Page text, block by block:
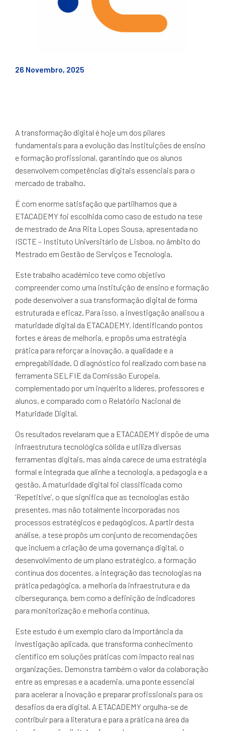
26 Novembro, 2025
A transformação digital é hoje um dos pilares
fundamentais para a evolução das instituições de ensino
e formação profissional, garantindo que os alunos
desenvolvem competências digitais essenciais para o
mercado de trabalho.
É com enorme satisfação que partilhamos que a
ETACADEMY foi escolhida como caso de estudo na tese
de mestrado de Ana Rita Lopes Sousa, apresentada no
ISCTE – Instituto Universitário de Lisboa, no âmbito do
Mestrado em Gestão de Serviços e Tecnologia.
Este trabalho académico teve como objetivo
compreender como uma instituição de ensino e formação
pode desenvolver a sua transformação digital de forma
estruturada e eficaz. Para isso, a investigação analisou a
maturidade digital da ETACADEMY, identificando pontos
fortes e áreas de melhoria, e propôs uma estratégia
prática para reforçar a inovação, a qualidade e a
empregabilidade. O diagnóstico foi realizado com base na
ferramenta SELFIE da Comissão Europeia,
complementado por um inquérito a líderes, professores e
alunos, e comparado com o Relatório Nacional de
Maturidade Digital.
Os resultados revelaram que a ETACADEMY dispõe de uma
infraestrutura tecnológica sólida e utiliza diversas
ferramentas digitais, mas ainda carece de uma estratégia
formal e integrada que alinhe a tecnologia, a pedagogia e a
gestão. A maturidade digital foi classificada como
‘Repetitive’, o que significa que as tecnologias estão
presentes, mas não totalmente incorporadas nos
processos estratégicos e pedagógicos. A partir desta
análise, a tese propôs um conjunto de recomendações
que incluem a criação de uma governança digital, o
desenvolvimento de um plano estratégico, a formação
contínua dos docentes, a integração das tecnologias na
prática pedagógica, a melhoria da infraestrutura e da
cibersegurança, bem como a definição de indicadores
para monitorização e melhoria contínua.
Este estudo é um exemplo claro da importância da
investigação aplicada, que transforma conhecimento
científico em soluções práticas com impacto real nas
organizações. Demonstra também o valor da colaboração
entre as empresas e a academia, uma ponte essencial
para acelerar a inovação e preparar profissionais para os
desafios da era digital. A ETACADEMY orgulha-se de
contribuir para a literatura e para a prática na área da